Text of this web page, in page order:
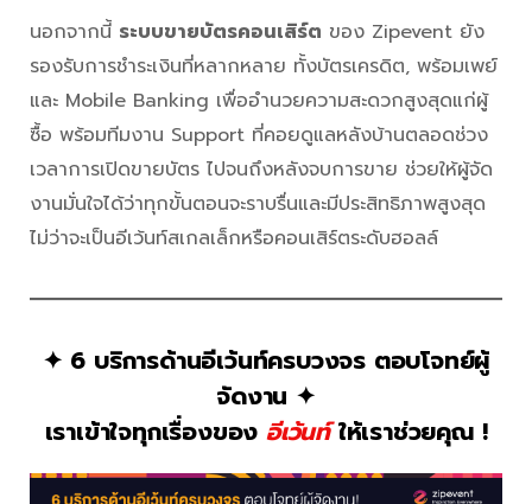
นอกจากนี้ ระบบขายบัตรคอนเสิร์ต ของ Zipevent ยัง
รองรับการชำระเงินที่หลากหลาย ทั้งบัตรเครดิต, พร้อมเพย์
และ Mobile Banking เพื่ออำนวยความสะดวกสูงสุดแก่ผู้
ซื้อ พร้อมทีมงาน Support ที่คอยดูแลหลังบ้านตลอดช่วง
เวลาการเปิดขายบัตร ไปจนถึงหลังจบการขาย ช่วยให้ผู้จัด
งานมั่นใจได้ว่าทุกขั้นตอนจะราบรื่นและมีประสิทธิภาพสูงสุด
ไม่ว่าจะเป็นอีเว้นท์สเกลเล็กหรือคอนเสิร์ตระดับฮอลล์
✦ 6 บริการด้านอีเว้นท์ครบวงจร ตอบโจทย์ผู้
จัดงาน ✦
เราเข้าใจทุกเรื่องของ อีเว้นท์ให้เราช่วยคุณ !